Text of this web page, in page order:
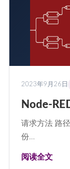
2023年9月26日
Node-
请求方法 路
份…
阅读全文